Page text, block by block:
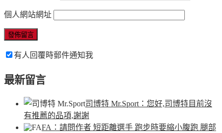
個人網站網址
有人回覆時郵件通知我
最新留言
司博特 Mr.Sport ：您好,司博特目前沒
有推薦的品項,謝謝
FA ：請問作者 短距離選手 跑步時要縮小腹跑 腿部